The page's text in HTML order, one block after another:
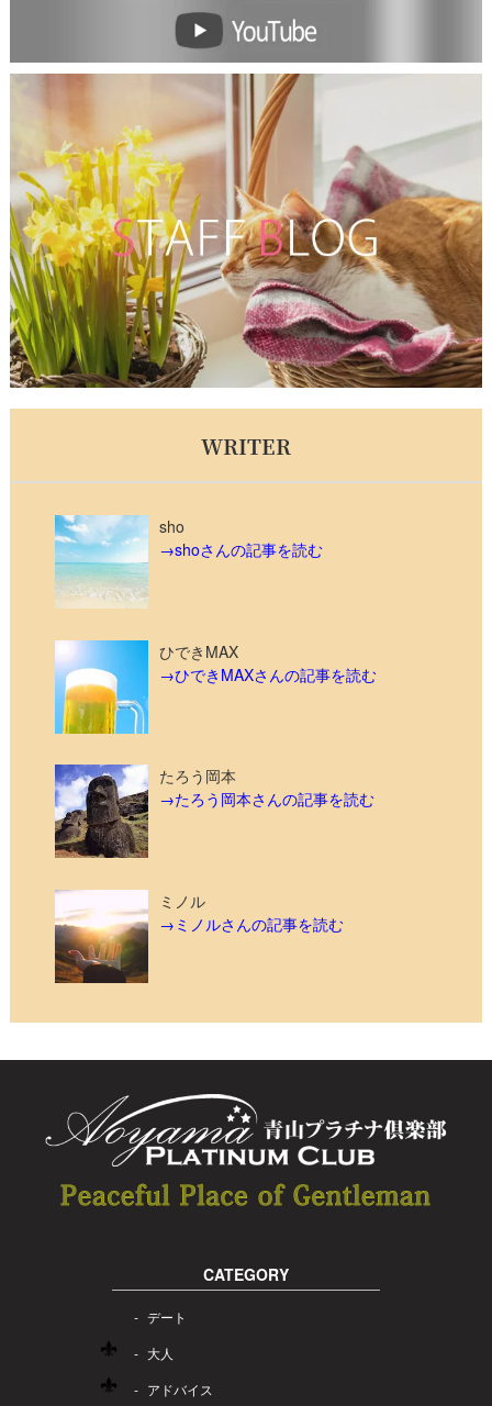
WRITER
sho
→shoさんの記事を読む
ひできMAX
→ひできMAXさんの記事を読む
たろう岡本
→たろう岡本さんの記事を読む
ミノル
→ミノルさんの記事を読む
CATEGORY
デート
大人
アドバイス